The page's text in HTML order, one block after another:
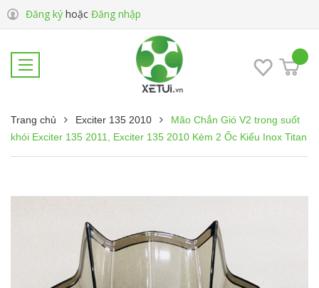
Đăng ký hoặc Đăng nhập
Trang chủ Exciter 135 2010
Mão Chắn Gió V2 trong suốt
khói Exciter 135 2011, Exciter 135 2010 Kèm 2 Ốc Kiểu Inox Titan